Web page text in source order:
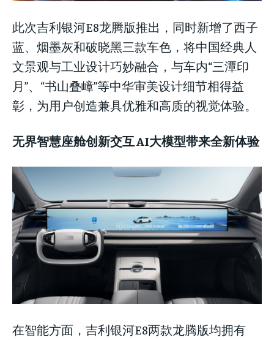
此次吉利银河E8龙腾版推出，同时新增了西子
蓝、烟墨灰和破晓黑三款车色，将中国经典人
文景观与工业设计巧妙融合，与车内“三潭印
月”、“书山叠嶂”等中华审美设计细节相得益
彰，为用户创造兼具优雅和高质的视觉体验。
无界智慧座舱创新交互 AI大模型带来全新体验
在智能方面，吉利银河E8两款龙腾版均拥有